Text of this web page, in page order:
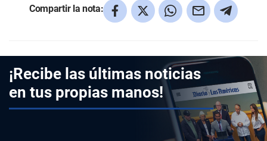
Compartir la nota:
¡Recibe las últimas noticias
en tus propias manos!